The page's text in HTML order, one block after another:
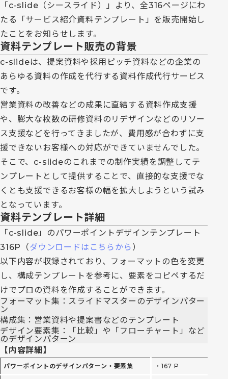
「c-slide（シースライド）」より、全316ページにわ
たる「サービス紹介資料テンプレート」を販売開始し
たことをお知らせします。
資料テンプレート販売の背景
c-slideは、提案資料や採用ピッチ資料などの企業の
あらゆる資料の作成を代行する資料作成代行サービス
です。
営業資料の改善などの成果に直結する資料作成支援
や、膨大な枚数の研修資料のリデザインなどのリソー
ス支援などを行ってきましたが、費用感が合わずに支
援できないお客様への対応ができていませんでした。
そこで、c-slideのこれまでの制作実績を調整してテ
ンプレートとして提供することで、直接的な支援でな
くとも支援できるお客様の幅を拡大しようという試み
となっています。
資料テンプレート詳細
「c-slide」のパワーポイントデザインテンプレート
316P（ ダウンロードはこちらから ）
以下内容が収録されており、フォーマットの色を変更
し、構成テンプレートを参考に、要素をコピペするだ
けでプロの資料を作成することができます。
フォーマット集：スライドマスターのデザインパター
ン
構成集：営業資料や提案書などのテンプレート
デザイン要素集：「比較」や「フローチャート」など
のデザインパターン
【内容詳細】
パワーポイントのデザインパターン・要素集 ・167 P